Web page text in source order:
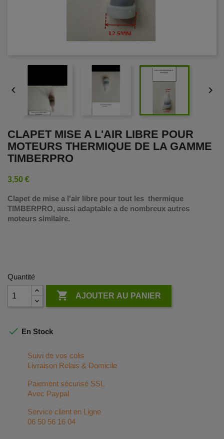
 
CLAPET MISE A L'AIR LIBRE POUR
MOTEURS THERMIQUE DE LA GAMME
TIMBERPRO
3,50 €
Clapet de mise a l'air libre pour tout les thermique
TIMBERPRO, aussi adaptable a de nombreux autres
moteurs similaire.
Quantité
 AJOUTER AU PANIER
 En Stock
Suivi de vos colis
Livraison Relais & Domicile
Paiement sécurisé SSL
Avec Paypal
Service client en Ligne
06 50 56 16 04